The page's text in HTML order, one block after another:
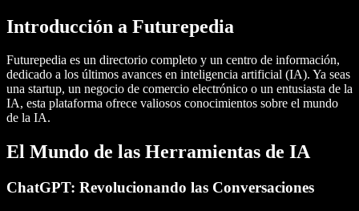
Introducción a Futurepedia
Futurepedia es un directorio completo y un centro de información,
dedicado a los últimos avances en inteligencia artificial (IA). Ya seas
una startup, un negocio de comercio electrónico o un entusiasta de la
IA, esta plataforma ofrece valiosos conocimientos sobre el mundo
de la IA.
El Mundo de las Herramientas de IA
ChatGPT: Revolucionando las Conversaciones